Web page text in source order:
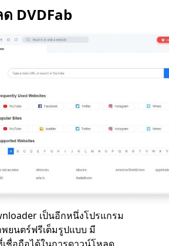
DVDFab
เป็นอีกหนึ่งโปรแกรม
ยนตร์ฟรีเต็มรูปแบบ มี